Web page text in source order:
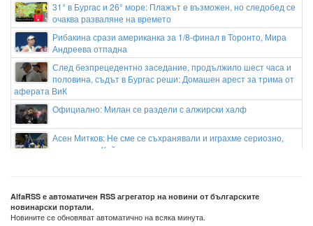
31° в Бургас и 26° море: Плажът е възможен, но следобед се
очаква разваляне на времето
Рибакина срази американка за 1/8-финал в Торонто, Мира
Андреева отпадна
След безпрецедентно заседание, продължило шест часа и
половина, съдът в Бургас реши: Домашен арест за трима от
аферата ВиК
Официално: Милан се раздели с алжирски халф
Асен Митков: Не сме се съхранявали и играхме сериозно,
реваншът с Кайрат ще е по-труден
Пуснаха под домашен арест бившия шеф на ВиК-Бургас и
още двама служители на дружеството
AlfaRSS е автоматичен RSS агрегатор на новини от българските
новинарски портали.
Новините се обновяват автоматично на всяка минута.